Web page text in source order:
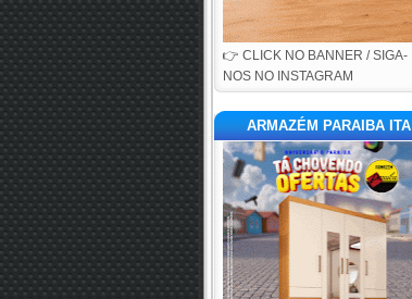
👉 CLICK NO BANNER / SIGA-
NOS NO INSTAGRAM
ARMAZÉM PARAIBA ITA